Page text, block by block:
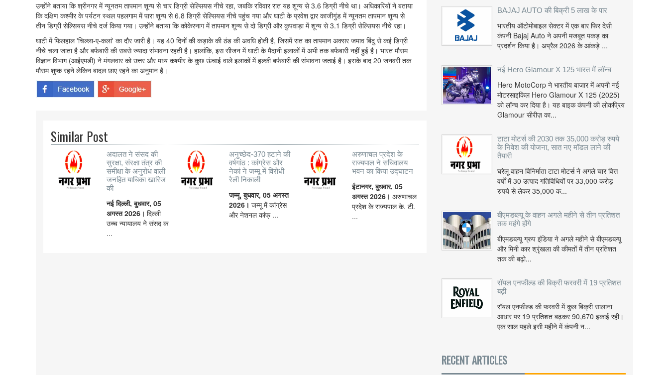
उन्होंने बताया कि श्रीनगर में न्यूनतम तापमान शून्य से चार डिग्री सेल्सियस नीचे रहा, जबकि रविवार रात यह शून्य से 3.6 डिग्री नीचे था। अधिकारियों ने बताया
कि दक्षिण कश्मीर के पर्यटन स्थल पहलगाम में पारा शून्य से 6.8 डिग्री सेल्सियस नीचे पहुंच गया और घाटी के प्रवेश द्वार काजीगुंड में न्यूनतम तापमान शून्य से
तीन डिग्री सेल्सियस नीचे दर्ज किया गया। उन्होंने बताया कि कोकेरनाग में तापमान शून्य से दो डिग्री और कुपवाड़ा में शून्य से 3.1 डिग्री सेल्सियस नीचे रहा।
घाटी में फिलहाल 'चिल्ला-ए-कलां' का दौर जारी है। यह 40 दिनों की कड़ाके की ठंड की अवधि होती है, जिसमें रात का तापमान अक्सर जमाव बिंदु से कई डिग्री
नीचे चला जाता है और बर्फबारी की सबसे ज्यादा संभावना रहती है। हालांकि, इस सीजन में घाटी के मैदानी इलाकों में अभी तक बर्फबारी नहीं हुई है। भारत मौसम
विज्ञान विभाग (आईएमडी) ने मंगलवार को उत्तर और मध्य कश्मीर के कुछ ऊंचाई वाले इलाकों में हल्की बर्फबारी की संभावना जताई है। इसके बाद 20 जनवरी तक
मौसम शुष्क रहने लेकिन बादल छाए रहने का अनुमान है।
Similar Post
अदालत ने संसद की
सुरक्षा, संरक्षा तंत्र की
समीक्षा के अनुरोध वाली
जनहित याचिका खारिज
की
नई दिल्ली, बुधवार, 05
अगस्त 2026। दिल्ली
उच्च न्यायालय ने संसद क
...
अनुच्छेद-370 हटाने की
वर्षगांठ : कांग्रेस और
नेकां ने जम्मू में विरोधी
रैली निकाली
जम्मू, बुधवार, 05 अगस्त
2026।जम्मू में कांग्रेस
और नेशनल कांफ् ...
अरुणाचल प्रदेश के
राज्यपाल ने सचिवालय
भवन का किया उद्घाटन
ईटानगर, बुधवार, 05
अगस्त 2026। अरुणाचल
प्रदेश के राज्यपाल के. टी.
...
BAJAJ AUTO की बिक्री 5 लाख के पार
भारतीय ऑटोमोबाइल सेक्टर में एक बार फिर देसी
कंपनी Bajaj Auto ने अपनी मजबूत पकड़ का
प्रदर्शन किया है। अप्रैल 2026 के आंकड़े ...
नई Hero Glamour X 125 भारत में लॉन्च
Hero MotoCorp ने भारतीय बाजार में अपनी नई
मोटरसाइकिल Hero Glamour X 125 (2025)
को लॉन्च कर दिया है। यह बाइक कंपनी की लोकप्रिय
Glamour सीरीज़ का...
टाटा मोटर्स की 2030 तक 35,000 करोड़ रुपये
के निवेश की योजना, सात नए मॉडल लाने की
तैयारी
घरेलू वाहन विनिर्माता टाटा मोटर्स ने अगले चार वित्त
वर्षों में 30 उत्पाद गतिविधियों पर 33,000 करोड़
रुपये से लेकर 35,000 क...
बीएमडब्ल्यू के वाहन अगले महीने से तीन प्रतिशत
तक महंगे होंगे
बीएमडब्ल्यू ग्रुप इंडिया ने अगले महीने से बीएमडब्ल्यू
और मिनी कार श्रृंखला की कीमतों में तीन प्रतिशत
तक की बढ़ो...
रॉयल एनफील्ड की बिक्री फरवरी में 19 प्रतिशत
बढ़ी
रॉयल एनफील्ड की फरवरी में कुल बिक्री सालाना
आधार पर 19 प्रतिशत बढ़कर 90,670 इकाई रही।
एक साल पहले इसी महीने में कंपनी न...
RECENT ARTICLES